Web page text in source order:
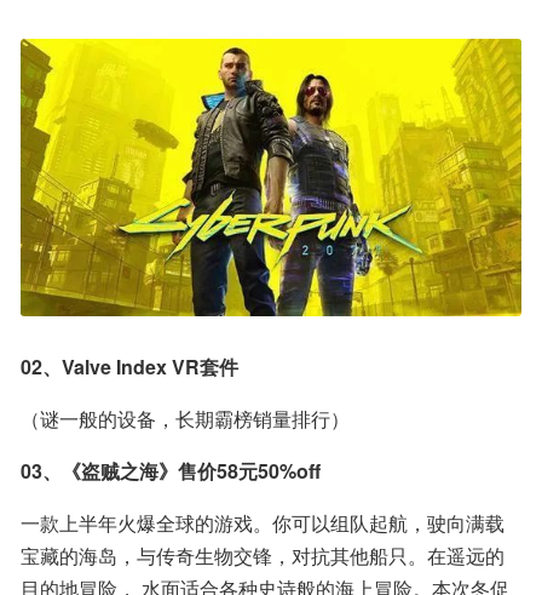
02、Valve Index VR套件
（谜一般的设备，长期霸榜销量排行）
03、《盗贼之海》售价58元50%off
一款上半年火爆全球的游戏。你可以组队起航，驶向满载
宝藏的海岛，与传奇生物交锋，对抗其他船只。在遥远的
目的地冒险， 水面适合各种史诗般的海上冒险。本次冬促